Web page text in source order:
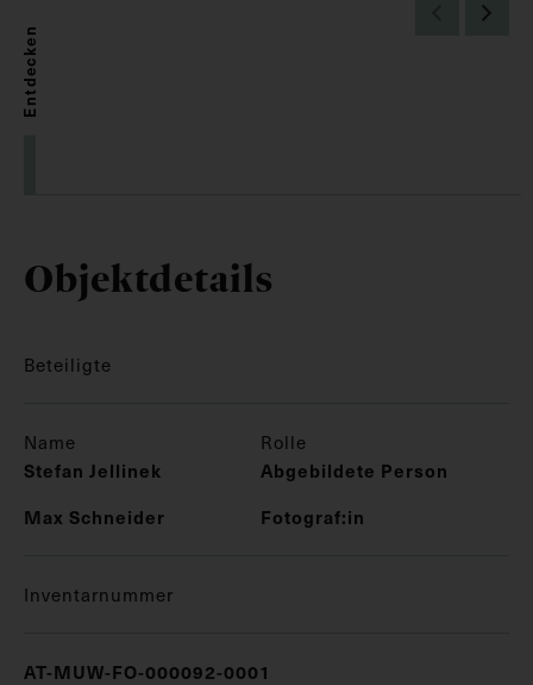
Entdecken
Objektdetails
Beteiligte
Name Rolle
Stefan Jellinek
Abgebildete Person
Max Schneider
Fotograf:in
Inventarnummer
AT-MUW-FO-000092-0001